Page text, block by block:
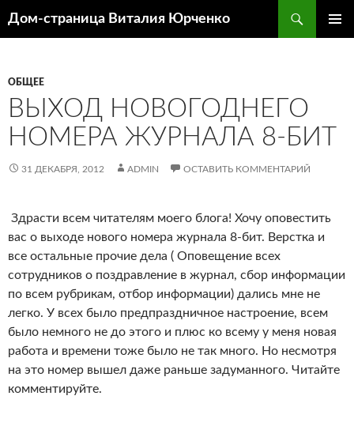
Дом-страница Виталия Юрченко
ОБЩЕЕ
ВЫХОД НОВОГОДНЕГО
НОМЕРА ЖУРНАЛА 8-БИТ
31 ДЕКАБРЯ, 2012 ADMIN ОСТАВИТЬ КОММЕНТАРИЙ
Здрасти всем читателям моего блога! Хочу оповестить
вас о выходе нового номера журнала 8-бит. Верстка и
все остальные прочие дела ( Оповещение всех
сотрудников о поздравление в журнал, сбор информации
по всем рубрикам, отбор информации) дались мне не
легко. У всех было предпраздничное настроение, всем
было немного не до этого и плюс ко всему у меня новая
работа и времени тоже было не так много. Но несмотря
на это номер вышел даже раньше задуманного. Читайте
комментируйте.